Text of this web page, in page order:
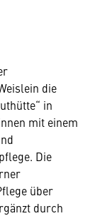
die
in
mit einem
Die
über
durch